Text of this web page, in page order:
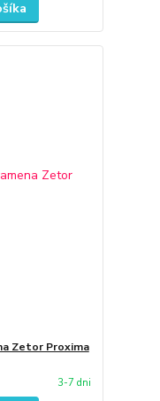
Zetor Proxima
3-7 dni